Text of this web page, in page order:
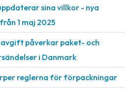
sina villkor - nya
1 maj 2025
påverkar paket- och
i Danmark
reglerna för förpackningar